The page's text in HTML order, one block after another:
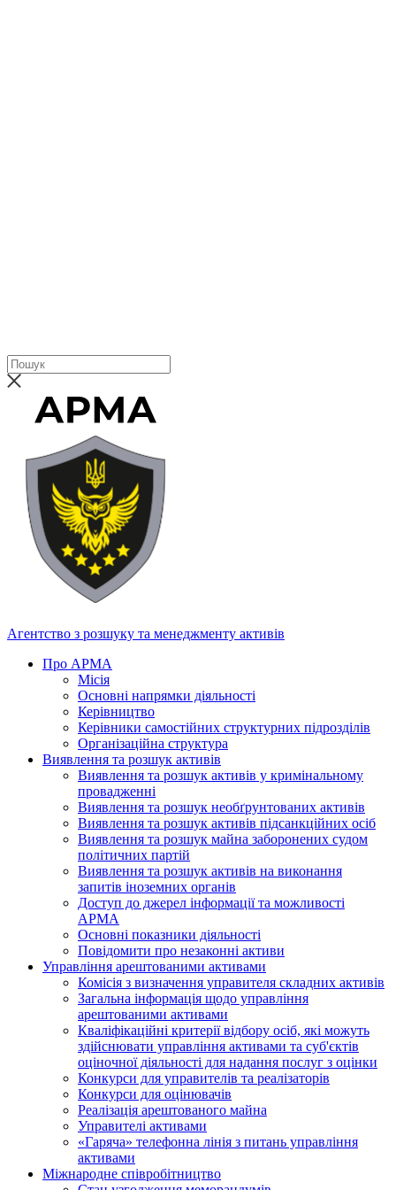
Агентство з розшуку та менеджменту активів
Про АРМА
Місія
Основні напрямки діяльності
Керівництво
Керівники самостійних структурних підрозділів
Організаційна структура
Виявлення та розшук активів
Виявлення та розшук активів у кримінальному
провадженні
Виявлення та розшук необґрунтованих активів
Виявлення та розшук активів підсанкційних осіб
Виявлення та розшук майна заборонених судом
політичних партій
Виявлення та розшук активів на виконання
запитів іноземних органів
Доступ до джерел інформації та можливості
АРМА
Основні показники діяльності
Повідомити про незаконні активи
Управління арештованими активами
Комісія з визначення управителя складних активів
Загальна інформація щодо управління
арештованими активами
Кваліфікаційні критерії відбору осіб, які можуть
здiйснювати управління активами та суб'єктів
оціночної діяльності для надання послуг з оцінки
Конкурси для управителів та реалізаторів
Конкурси для оцінювачів
Реалізація арештованого майна
Управителі активами
«Гаряча» телефонна лінія з питань управління
активами
Міжнародне співробітництво